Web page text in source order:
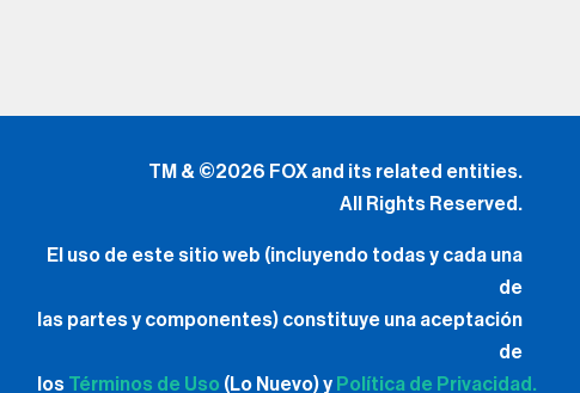
TM & ©2026 FOX and its related entities.
All Rights Reserved.
El uso de este sitio web (incluyendo todas y cada una
de
las partes y componentes) constituye una aceptación
de
los Términos de Uso (Lo Nuevo) y Política de Privacidad.